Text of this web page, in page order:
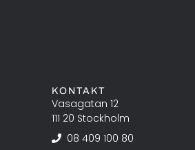
KONTAKT
Vasagatan 12
111 20 Stockholm
08 409 100 80